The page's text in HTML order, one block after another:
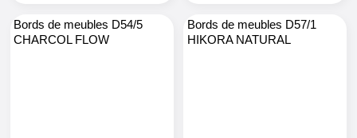
Bords de meubles D54/5
CHARCOL FLOW
Bords de meubles D57/1
HIKORA NATURAL